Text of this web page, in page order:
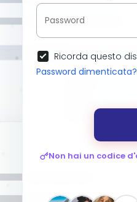
Ricorda questo
Password dimenticata?
Non hai un codice